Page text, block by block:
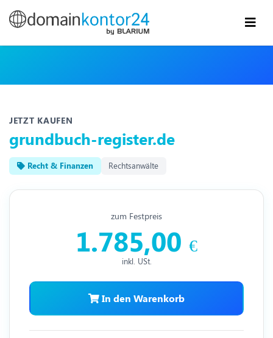
JETZT KAUFEN
grundbuch-register.de
Recht & Finanzen Rechtsanwälte
zum Festpreis
1.785,00 €
inkl. USt.
In den Warenkorb